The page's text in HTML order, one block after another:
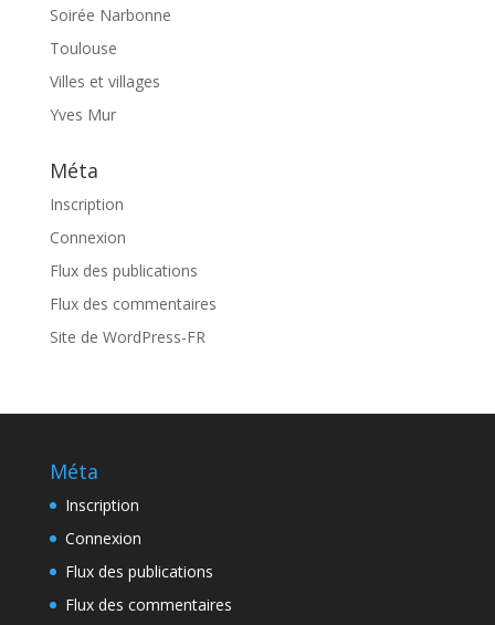
Soirée Narbonne
Toulouse
Villes et villages
Yves Mur
Méta
Inscription
Connexion
Flux des publications
Flux des commentaires
Site de WordPress-FR
Méta
Inscription
Connexion
Flux des publications
Flux des commentaires